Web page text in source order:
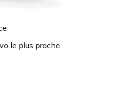
le plus proche